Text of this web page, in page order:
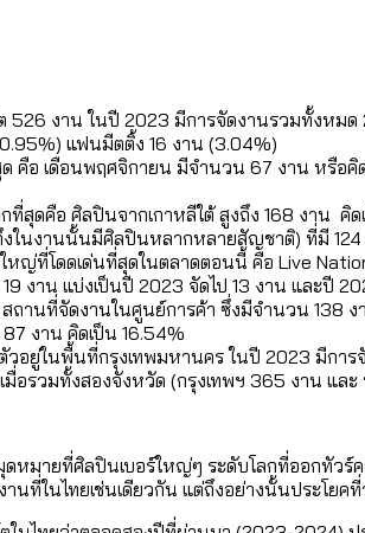
ส.ก. 2569 : แต่ละเขตมีปัญหาอะไ
ณประชาชนที่ร่วมสังเกตการณ์การ
ค่ไหน ในการแก้ปัญหาให้คนที่อาศัย
ละพื้นที่สีเขียวใน กทม. เพิ่มขึ้นและ
[ข้อมูลดิบ]
ม. ที่ยังถูกนำไปทิ้งที่ ฉะเชิงเทรา น
องกันน้ำท่วม 4 ปี (2566-2569) ขอ
ทธิไม่เท่ากัน: กฎหมายการรับรองเพ
ที่ถูกผลิตซ้ำผ่านวิดีโอ AI
ที่ขายได้ : สำรวจ Hate Speech
งคอนเสิร์ต : สำรวจคอนเสิร์ตและ
ของ กทม. ในช่วงที่มีการใช้งบคาบเ
ทพฯ 2025 เทียบกับจำนวนควันบุหรี่
ไทย [ข้อมูลดิบ]
2022
526 งาน ในปี 2023 มีการจัดงานรวมทั้งหม
แฟนมีตติ้ง 16 งาน (3.04%)
คือ เดือนพฤศจิกายน มีจำนวน 67 งาน หรือคิ
ที่สุดคือ ศิลปินจากเกาหลีใต้ สูงถึง 168 งาน
นงานนั้นมีศิลปินหลากหลายสัญชาติ) ที่มี 124
ญ่ที่โดดเด่นที่สุดในตลาดตอนนี้ คือ Live
19 งาน แบ่งเป็นปี 2023 จัดไป 13 งาน และปี
ถานที่จัดงานในศูนย์การค้า ซึ่งมีจำนวน 138
งาน คิดเป็น 16.54%
วอยู่ในพื้นที่กรุงเทพมหานคร ในปี 2023 มีก
อรวมทั้งสองจังหวัด (กรุงเทพฯ 365 งาน แล
มายที่ศิลปินเบอร์ใหญ่ๆ ระดับโลกที่ออกทัวร์
นที่ในไทยเช่นเดียวกัน แต่ถึงอย่างนั้นประโยคที่